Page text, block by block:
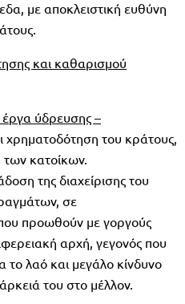
με αποκλειστική ευθύνη
και καθαρισμού
έργα ύδρευσης –
χρηματοδότηση του κράτους,
των κατοίκων.
της διαχείρισης του
σε
που προωθούν με γοργούς
αρχή, γεγονός που
το λαό και μεγάλο κίνδυνο
του στο μέλλον.